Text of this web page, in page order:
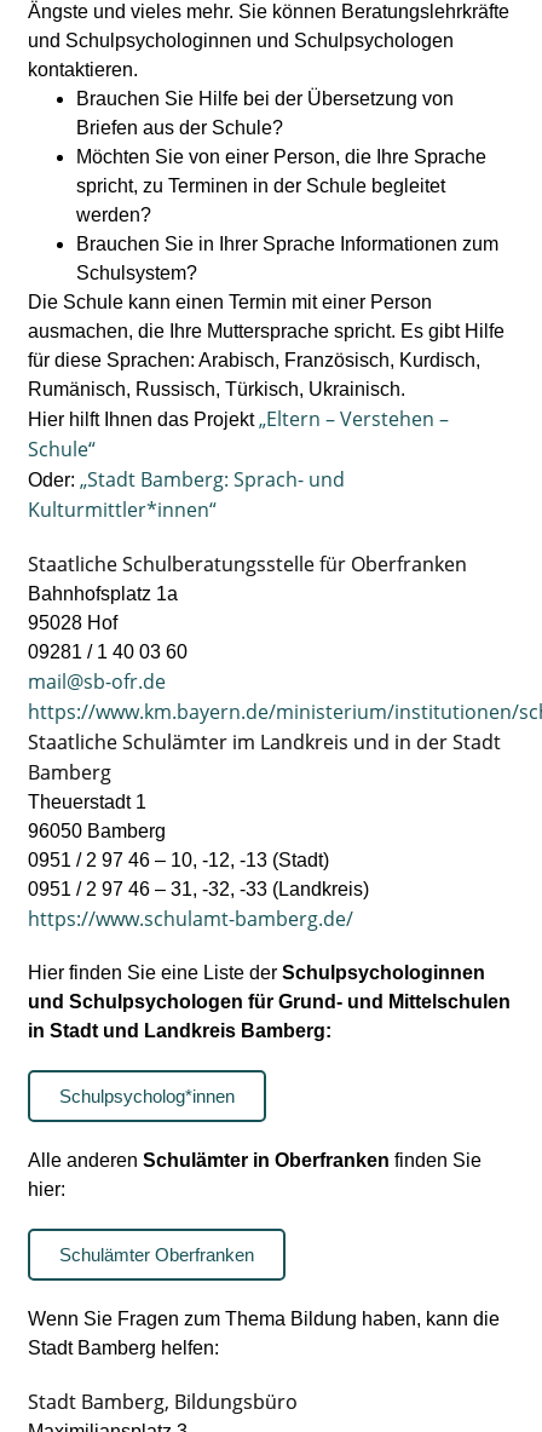
Ängste und vieles mehr. Sie können Beratungslehrkräfte
und Schulpsychologinnen und Schulpsychologen
kontaktieren.
Brauchen Sie Hilfe bei der Übersetzung von
Briefen aus der Schule?
Möchten Sie von einer Person, die Ihre Sprache
spricht, zu Terminen in der Schule begleitet
werden?
Brauchen Sie in Ihrer Sprache Informationen zum
Schulsystem?
Die Schule kann einen Termin mit einer Person
ausmachen, die Ihre Muttersprache spricht. Es gibt Hilfe
für diese Sprachen: Arabisch, Französisch, Kurdisch,
Rumänisch, Russisch, Türkisch, Ukrainisch.
Hier hilft Ihnen das Projekt „Eltern – Verstehen –
Schule“
Oder: „Stadt Bamberg: Sprach- und
Kulturmittler*innen“
Staatliche Schulberatungsstelle für Oberfranken
Bahnhofsplatz 1a
95028 Hof
09281 / 1 40 03 60
mail@sb-ofr.de
https://www.km.bayern.de/ministerium/institutionen/
Staatliche Schulämter im Landkreis und in der Stadt
Bamberg
Theuerstadt 1
96050 Bamberg
0951 / 2 97 46 – 10, -12, -13 (Stadt)
0951 / 2 97 46 – 31, -32, -33 (Landkreis)
https://www.schulamt-bamberg.de/
Hier finden Sie eine Liste derSchulpsychologinnen
und Schulpsychologen für Grund- und Mittelschulen
in Stadt und Landkreis Bamberg:
Schulpsycholog*innen
Alle anderenSchulämter in Oberfranken finden Sie
hier:
Schulämter Oberfranken
Wenn Sie Fragen zum Thema Bildung haben, kann die
Stadt Bamberg helfen:
Stadt Bamberg, Bildungsbüro